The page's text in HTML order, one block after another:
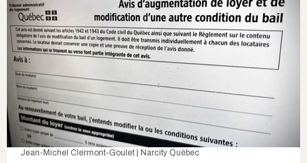
Jean-Michel Clermont-Goulet | Narcity Québec